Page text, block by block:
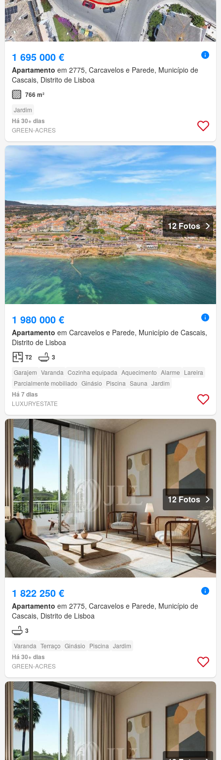
1 695 000 €
Apartamento em 2775, Carcavelos e Parede, Município de
Cascais, Distrito de Lisboa
766 m²
Jardim
Há 30+ dias
GREEN-ACRES
12 Fotos
1 980 000 €
Apartamento em Carcavelos e Parede, Município de Cascais,
Distrito de Lisboa
T2 3
Garajem Varanda Cozinha equipada Aquecimento Alarme Lareira
Parcialmente mobiliado Ginásio Piscina Sauna Jardim
Há 7 dias
LUXURYESTATE
12 Fotos
1 822 250 €
Apartamento em 2775, Carcavelos e Parede, Município de
Cascais, Distrito de Lisboa
3
Varanda Terraço Ginásio Piscina Jardim
Há 30+ dias
GREEN-ACRES